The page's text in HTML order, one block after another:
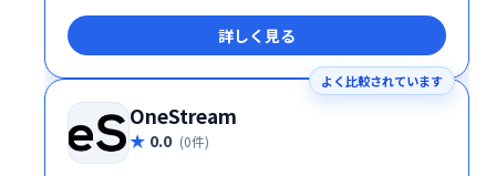
す。
詳しく見る
よく比較されています
OneStream
0.0 (0件)